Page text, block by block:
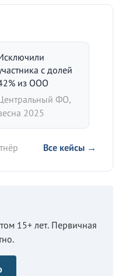
с долей
из ООО
ФО,
2025
Все кейсы →
15+ лет. Первичная